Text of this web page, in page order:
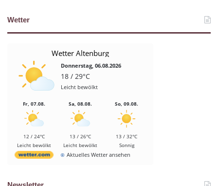
Wetter
Wetter Altenburg
Donnerstag, 06.08.2026
18 / 29°C
Leicht bewölkt
Fr, 07.08.
12 / 24°C
Leicht bewölkt
Sa, 08.08.
13 / 26°C
Leicht bewölkt
So, 09.08.
13 / 32°C
Sonnig
Aktuelles Wetter ansehen